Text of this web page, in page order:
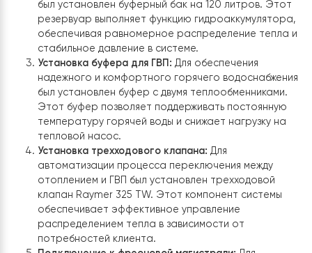
водаRaymer RAY-18DS1 EVI 380 В мощностью 18
Для наружного блока данной сплит-системы
специально изготовлена и монтирована
Этот этап работы включал не только установку
самого насоса, но и его настройку и
к системе отопления и ГВП.
Установка буферного бака:Для обеспечения
стабильности и эффективности работы системы
был установлен буферный бак на 120 литров.
резервуар выполняет функцию
обеспечивая равномерное распределение
стабильное давление в системе.
Установка буфера для ГВП:Для обеспечения
надежного и комфортного горячего
был установлен буфер с двумя